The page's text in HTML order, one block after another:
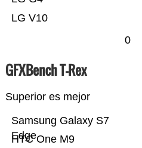
LG V10
0
GFXBench T-Rex
Superior es mejor
HTC One M9
Samsung Galaxy S7
Edge